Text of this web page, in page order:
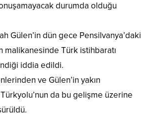
durumda olduğu
Gülen’in dün gece Pensilvanya’daki
malikanesinde Türk istihbaratı
iddia edildi.
ve Gülen’in yakın
da bu gelişme üzerine